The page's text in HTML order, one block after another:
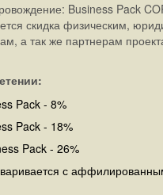
Busi­ness Pack
ски­дка фи­зи­че­ским,
а так же па­ртне­рам
Pack - 8%
Pack - 18%
Pack - 26%
с